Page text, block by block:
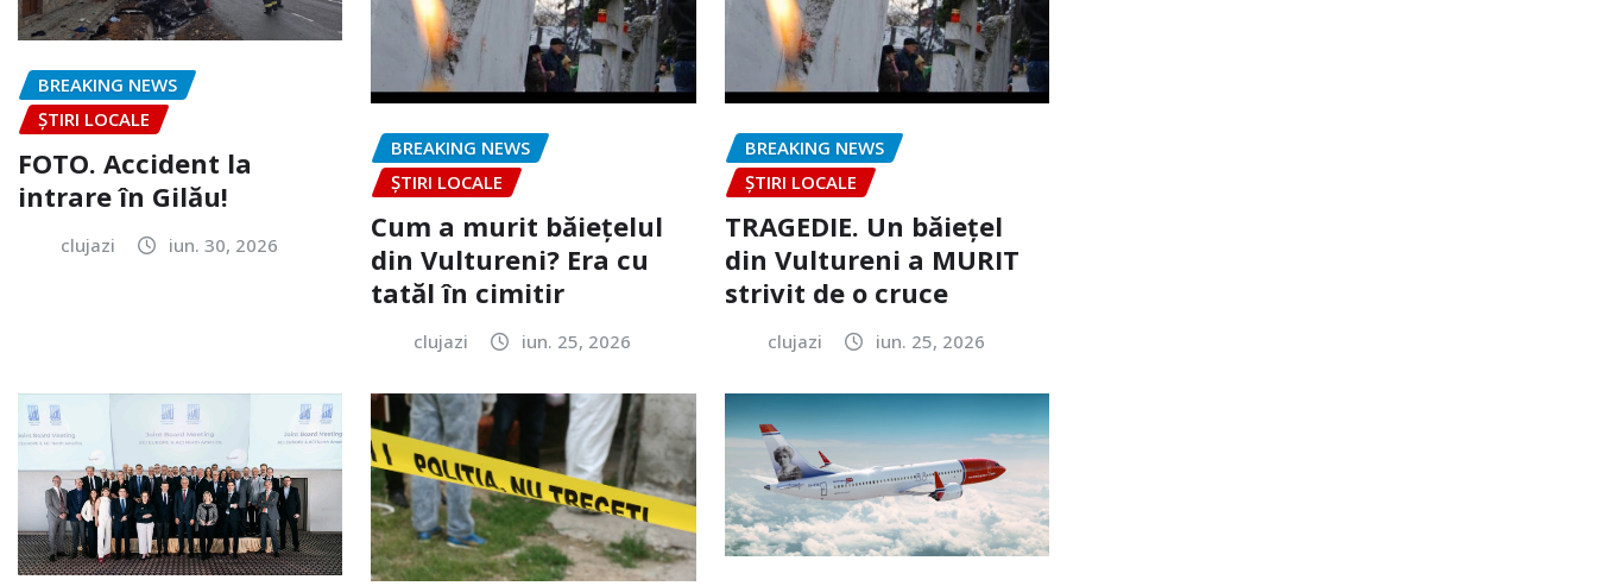
BREAKING NEWS
ȘTIRI LOCALE
FOTO. Accident la
intrare în Gilău!
clujazi iun. 30, 2026
BREAKING NEWS
ȘTIRI LOCALE
Cum a murit băiețelul
din Vultureni? Era cu
tatăl în cimitir
clujazi iun. 25, 2026
BREAKING NEWS
ȘTIRI LOCALE
TRAGEDIE. Un băiețel
din Vultureni a MURIT
strivit de o cruce
clujazi iun. 25, 2026